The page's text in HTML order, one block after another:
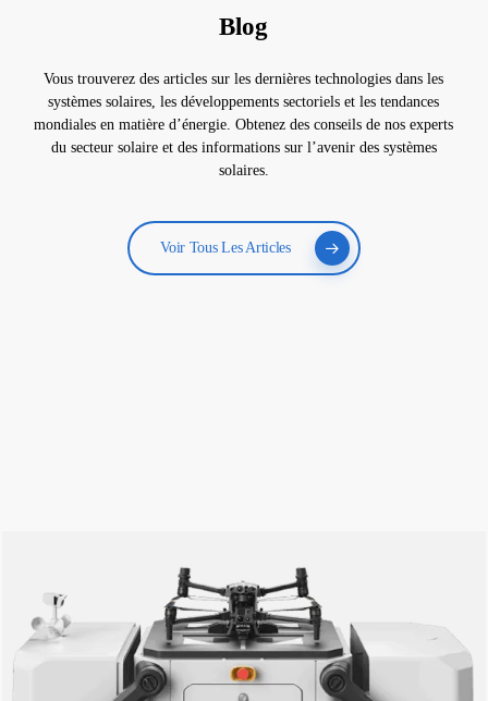
Blog
Vous trouverez des articles sur les dernières technologies dans les
systèmes solaires, les développements sectoriels et les tendances
mondiales en matière d’énergie. Obtenez des conseils de nos experts
du secteur solaire et des informations sur l’avenir des systèmes
solaires.
Voir Tous Les Articles